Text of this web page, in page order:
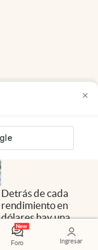
Foro Ingresar
×
Detrás de cada
rendimiento en
dólares hay una
historia que el
número no cuenta.